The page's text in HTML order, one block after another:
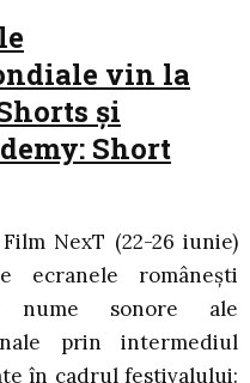
vin la
și
Short
NexT (22-26 iunie)
ecranele românești
nume sonore ale
prin intermediul
în cadrul festivalului: